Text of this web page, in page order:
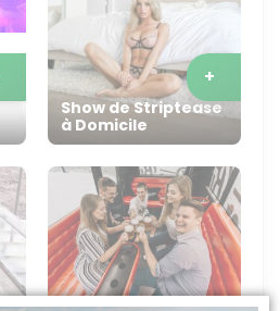
Show de Striptease
à Domicile
+